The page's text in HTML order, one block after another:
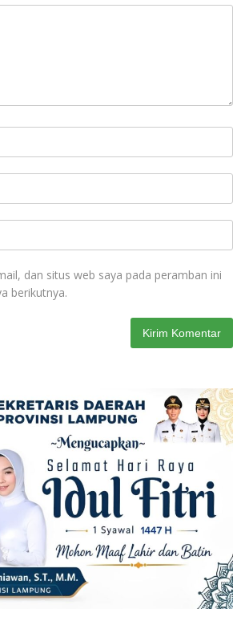
dan situs web saya pada peramban ini
berikutnya.